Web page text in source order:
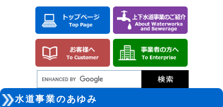
文
へ
本
文
水道事業のあゆみ